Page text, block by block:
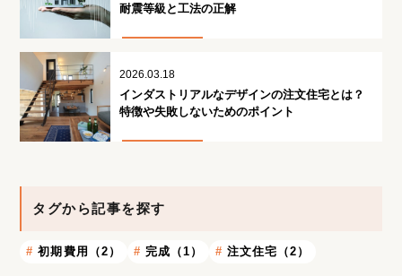
耐震等級と工法の正解
2026.03.18
インダストリアルなデザインの注文住宅とは？
特徴や失敗しないためのポイント
タグから記事を探す
初期費用（2） 完成（1） 注文住宅（2）